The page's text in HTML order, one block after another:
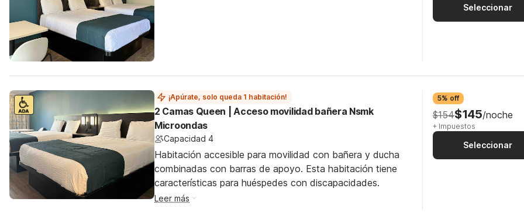
Seleccionar
¡Apúrate, solo queda 1 habitación!
2 Camas Queen | Acceso movilidad bañera Nsmk
Microondas
Capacidad 4
Habitación accesible para movilidad con bañera y ducha
combinadas con barras de apoyo. Esta habitación tiene
características para huéspedes con discapacidades.
Leer más
5% off
$154$145/noche
+ Impuestos
Seleccionar